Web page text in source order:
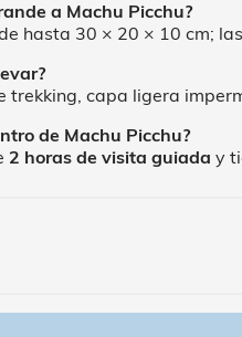
a Machu Picchu?
hasta 30 × 20 × 10 cm;
trekking, capa ligera
de Machu Picchu?
2 horas de visita guiada y